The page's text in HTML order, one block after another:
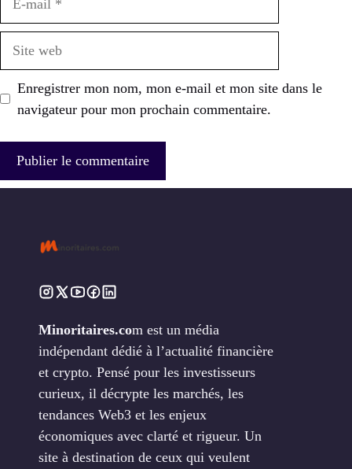
Enregistrer mon nom, mon e-mail et mon site dans le
navigateur pour mon prochain commentaire.
Minoritaires.com est un média
indépendant dédié à l’actualité financière
et crypto. Pensé pour les investisseurs
curieux, il décrypte les marchés, les
tendances Web3 et les enjeux
économiques avec clarté et rigueur. Un
site à destination de ceux qui veulent